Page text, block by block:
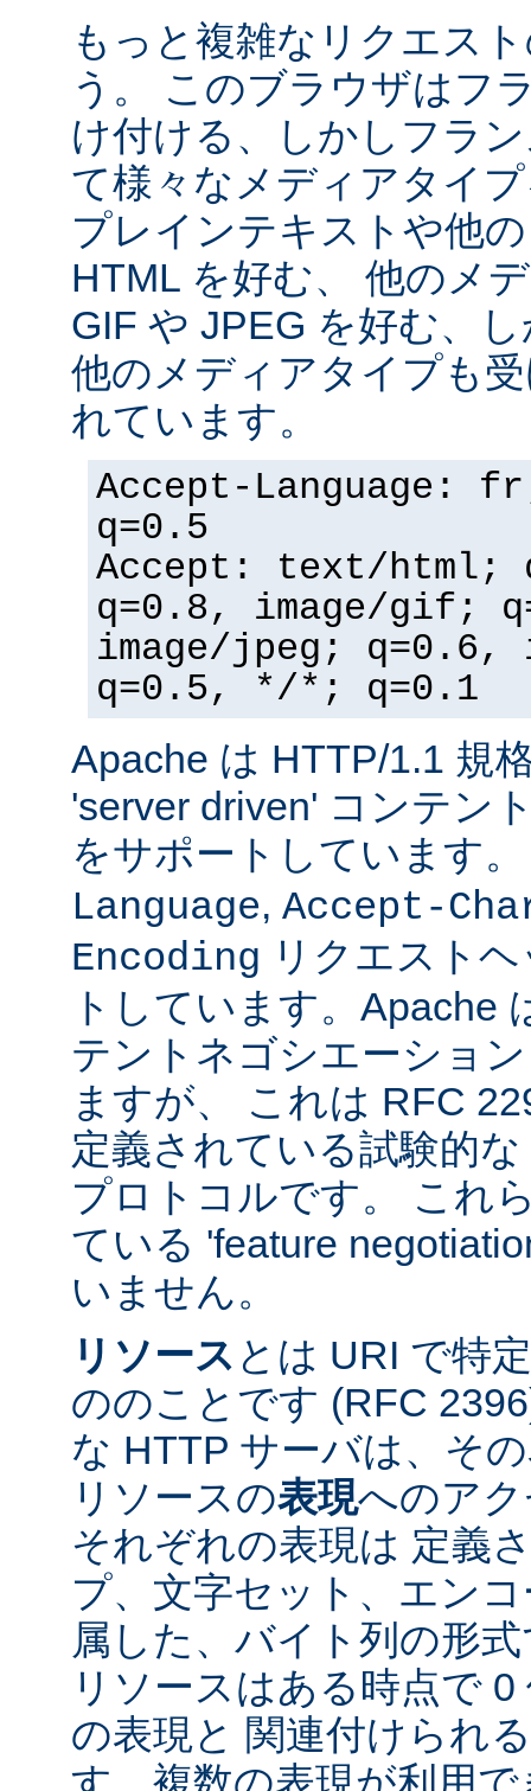
もっと複雑なリクエス
う。 このブラウザはフ
け付ける、しかしフラ
て様々なメディアタイ
プレインテキストや他
HTML を好む、 他のメ
GIF や JPEG を好む、
他のメディアタイプも
れています。
Accept-Language:
q=0.5
Accept: text/html;
q=0.8, image/gif;
image/jpeg; q=0.6,
q=0.5, */*; q=0.1
Apache は HTTP/1.1 規
'server driven' コンテン
をサポートしています
Language, Accept-
Encoding リクエスト
トしています。Apache
テントネゴシエーショ
ますが、 これは RFC
定義されている試験的
プロトコルです。 これ
ている 'feature
いません。
リソース とは URI で特
ののことです (RFC
な HTTP サーバは、そ
リソースの表現へのア
それぞれの表現は 定義
プ、文字セット、エン
属した、バイト列の形
リソースはある時点で
の表現と 関連付けられ
す。複数の表現が利用